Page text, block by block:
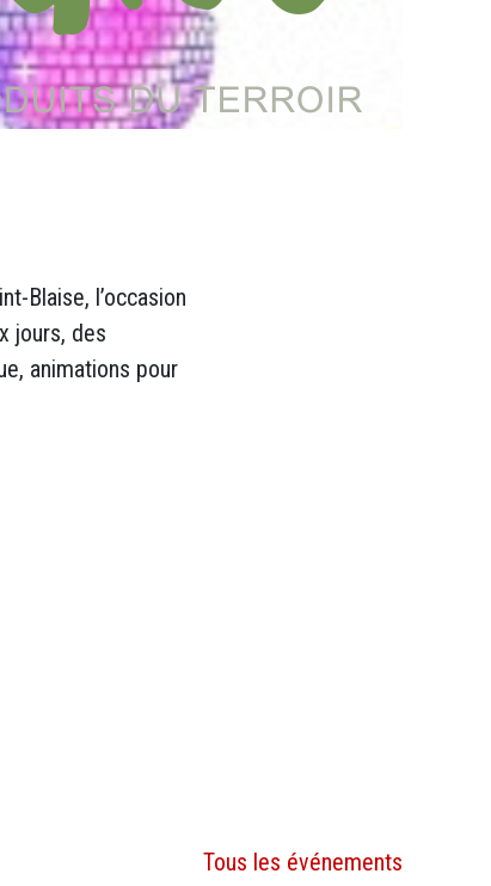
Blaise, l’occasion
jours, des
animations pour
Tous les événements